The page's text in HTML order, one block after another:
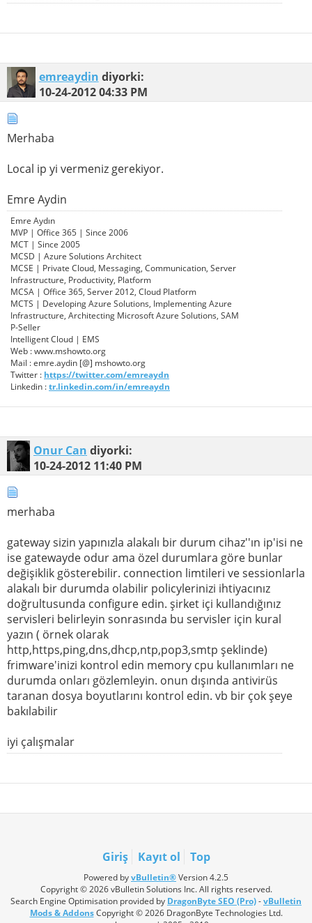
emreaydin diyorki:
10-24-201204:33 PM
Merhaba
Local ip yi vermeniz gerekiyor.
Emre Aydin
Emre Aydın
MVP | Office 365 | Since 2006
MCT | Since 2005
MCSD | Azure Solutions Architect
MCSE | Private Cloud, Messaging, Communication, Server
Infrastructure, Productivity, Platform
MCSA | Office 365, Server 2012, Cloud Platform
MCTS | Developing Azure Solutions, Implementing Azure
Infrastructure, Architecting Microsoft Azure Solutions, SAM
P-Seller
Intelligent Cloud | EMS
Web : www.mshowto.org
Mail : emre.aydin [@] mshowto.org
Twitter : https://twitter.com/emreaydn
Linkedin :tr.linkedin.com/in/emreaydn
Onur Can diyorki:
10-24-2012 11:40 PM
merhaba
gateway sizin yapınızla alakalı bir durum cihaz''ın ip'isi ne
ise gatewayde odur ama özel durumlara göre bunlar
değişiklik gösterebilir. connection limtileri ve sessionlarla
alakalı bir durumda olabilir policylerinizi ihtiyacınız
doğrultusunda configure edin. şirket içi kullandığınız
servisleri belirleyin sonrasında bu servisler için kural
yazın ( örnek olarak
http,https,ping,dns,dhcp,ntp,pop3,smtp şeklinde)
frimware'inizi kontrol edin memory cpu kullanımları ne
durumda onları gözlemleyin. onun dışında antivirüs
taranan dosya boyutlarını kontrol edin. vb bir çok şeye
bakılabilir
iyi çalışmalar
Giriş Kayıt ol Top
Powered byvBulletin®Version 4.2.5
Copyright © 2026 vBulletin Solutions Inc. All rights reserved.
Search Engine Optimisation provided by DragonByte SEO (Pro)-vBulletin
Mods & AddonsCopyright © 2026 DragonByte Technologies Ltd.